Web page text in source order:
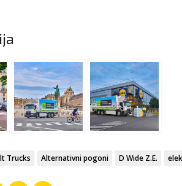
Trucks Alternativni pogoni D Wide Z.E.